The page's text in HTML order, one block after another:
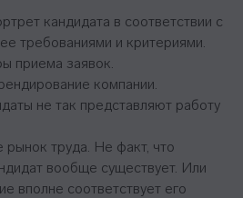
кандидата в соответствии с
требованиями и критериями.
приема заявок.
компании.
не так представляют работу
рынок труда. Не факт, что
вообще существует. Или
вполне соответствует его